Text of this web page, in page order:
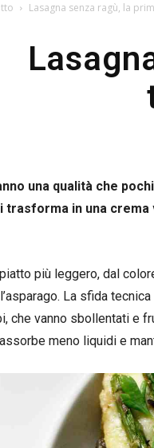
Lasagna senza ragù, la
una qualità che
trasforma in una
più leggero, dal
La sfida
che vanno sbollentati e
meno liquidi e